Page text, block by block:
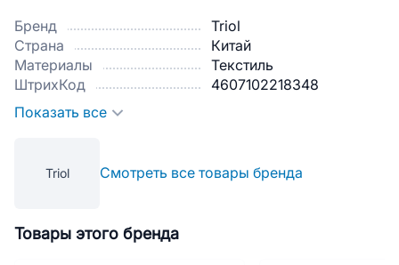
Бренд
Triol
Страна
Китай
Материалы
Текстиль
ШтрихКод
4607102218348
Показать все
Triol Смотреть все товары бренда
Товары этого бренда